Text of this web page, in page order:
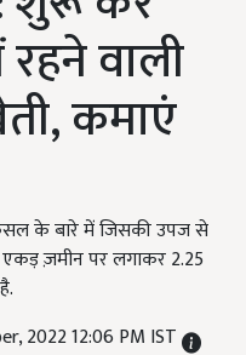
वाली
कमाएं
के बारे में जिसकी उपज से
ज़मीन पर लगाकर 2.25
2022 12:06 PM IST